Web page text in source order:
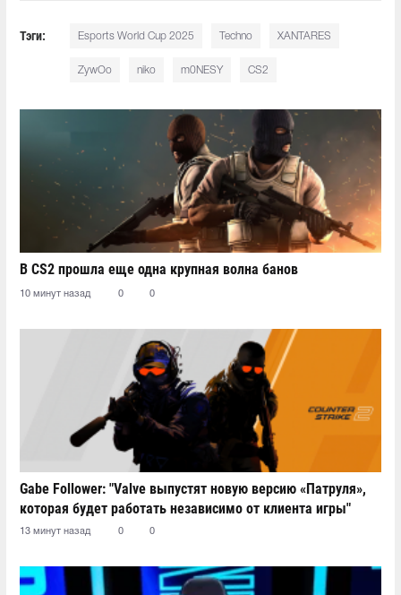
Тэги: Esports World Cup 2025 Techno XANTARES
ZywOo niko m0NESY CS2
В CS2 прошла еще одна крупная волна банов
10 минут назад 0 0
Gabe Follower: "Valve выпустят новую версию «Патруля»,
которая будет работать независимо от клиента игры"
13 минут назад 0 0